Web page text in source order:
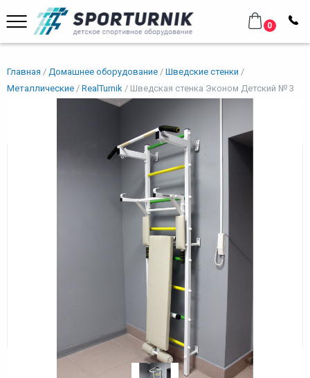
0
Главная Домашнее оборудование
Шведские стенки
Металлические
RealTurnik Шведская стенка Эконом Детский № 3
Шведская стенка Эконом